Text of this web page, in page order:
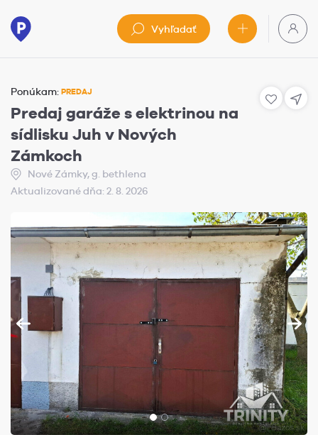
Vyhľadať
Ponúkam: PREDAJ
Predaj garáže s elektrinou na
sídlisku Juh v Nových
Zámkoch
Nové Zámky, g. bethlena
Aktualizované dňa: 2. 8. 2026